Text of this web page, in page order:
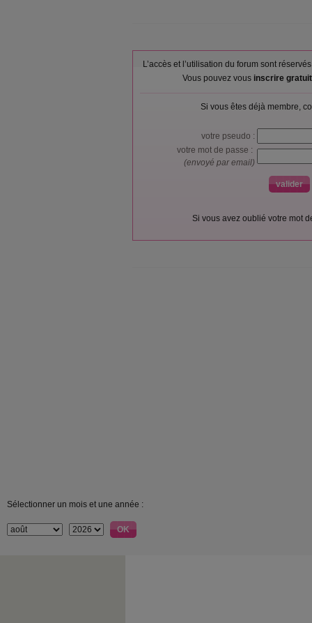
L’accès et l’utilisation du forum sont
Vous pouvez vous inscrire
Si vous êtes déjà membre,
votre pseudo :
votre mot de passe :
(envoyé par email)
Si vous avez oublié votre mot
Sélectionner un mois et une année :